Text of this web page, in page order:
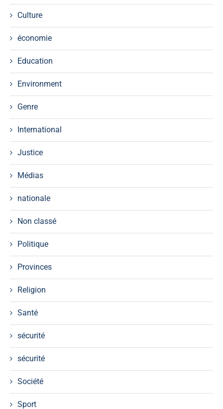
Culture
économie
Education
Environment
Genre
International
Justice
Médias
nationale
Non classé
Politique
Provinces
Religion
Santé
sécurité
sécurité
Société
Sport